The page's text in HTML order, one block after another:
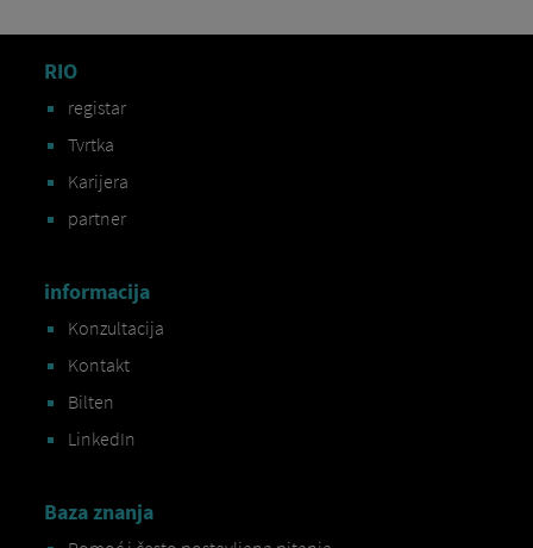
RIO
registar
Tvrtka
Karijera
partner
informacija
Konzultacija
Kontakt
Bilten
LinkedIn
Baza znanja